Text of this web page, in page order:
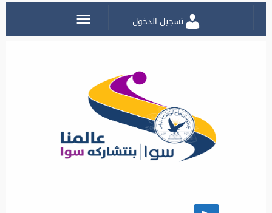
تسجيل الدخول